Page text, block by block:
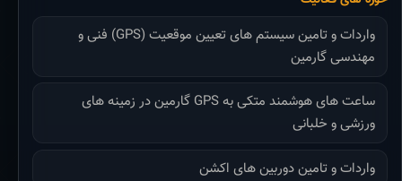
واردات و تامین سیستم های تعیین موقعیت (GPS) فنی و
مهندسی گارمین
ساعت های هوشمند متکی به GPS گارمین در زمینه های
ورزشی و خلبانی
واردات و تامین دوربین های اکشن